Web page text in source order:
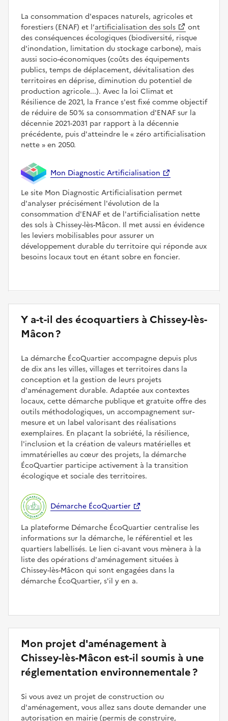
La consommation d'espaces naturels, agricoles et
forestiers (ENAF) et l’artificialisation des sols
ont
des conséquences écologiques (biodiversité, risque
d'inondation, limitation du stockage carbone), mais
aussi socio-économiques (coûts des équipements
publics, temps de déplacement, dévitalisation des
territoires en déprise, diminution du potentiel de
production agricole...). Avec la loi Climat et
Résilience de 2021, la France s'est fixé comme objectif
de réduire de 50 % sa consommation d'ENAF sur la
décennie 2021-2031 par rapport à la décennie
précédente, puis d'atteindre le
zéro artificialisation
nette
en 2050.
Mon Diagnostic Artificialisation
Le site Mon Diagnostic Artificialisation permet
d'analyser précisément l'évolution de la
consommation d'ENAF et de l'artificialisation nette
des sols à Chissey-lès-Mâcon. Il met aussi en évidence
les leviers mobilisables pour assurer un
développement durable du territoire qui réponde aux
besoins locaux tout en étant sobre en foncier.
Y a-t-il des écoquartiers à Chissey-lès-
Mâcon ?
La démarche ÉcoQuartier accompagne depuis plus
de dix ans les villes, villages et territoires dans la
conception et la gestion de leurs projets
d'aménagement durable. Adaptée aux contextes
locaux, cette démarche publique et gratuite offre des
outils méthodologiques, un accompagnement sur-
mesure et un label valorisant des réalisations
exemplaires. En plaçant la sobriété, la résilience,
l'inclusion et la création de valeurs matérielles et
immatérielles au cœur des projets, la démarche
ÉcoQuartier participe activement à la transition
écologique et sociale des territoires.
Démarche ÉcoQuartier
La plateforme Démarche ÉcoQuartier centralise les
informations sur la démarche, le référentiel et les
quartiers labellisés. Le lien ci-avant vous mènera à la
liste des opérations d'aménagement situées à
Chissey-lès-Mâcon qui sont engagées dans la
démarche ÉcoQuartier, s'il y en a.
Mon projet d'aménagement à
Chissey-lès-Mâcon est-il soumis à une
réglementation environnementale ?
Si vous avez un projet de construction ou
d'aménagement, vous allez sans doute demander une
autorisation en mairie (permis de construire,